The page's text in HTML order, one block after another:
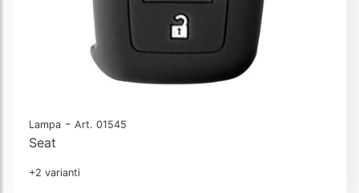
Lampa - Art. 01545
Seat
+2 varianti